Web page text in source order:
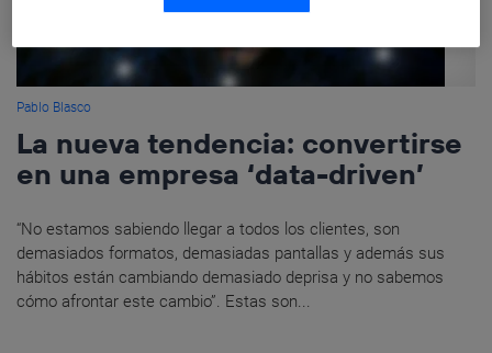
Pablo Blasco
La nueva tendencia: convertirse
en una empresa ‘data-driven’
“No estamos sabiendo llegar a todos los clientes, son
demasiados formatos, demasiadas pantallas y además sus
hábitos están cambiando demasiado deprisa y no sabemos
cómo afrontar este cambio”. Estas son...